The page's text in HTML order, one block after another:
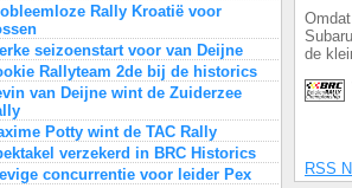
Rally Kroatië voor
seizoenstart voor van Deijne
Rallyteam 2de bij de historics
van Deijne wint de Zuiderzee
Potty wint de TAC Rally
verzekerd in BRC Historics
concurrentie voor leider Pex
de
RSS